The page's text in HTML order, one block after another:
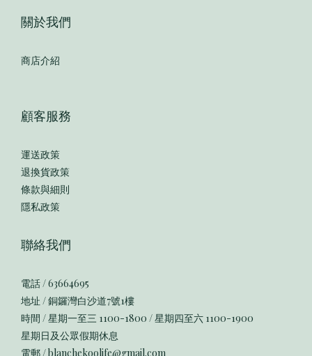
關於我們
商店介紹
顧客服務
運送政策
退換貨政策
條款與細則
隱私政策
聯絡我們
電話 / 63664695
地址 / 銅鑼灣白沙道7號1樓
時間 / 星期一至三 1100-1800 / 星期四至六 1100-1900
星期日及公眾假期休息
電郵 / blanchekoolife@gmail.com